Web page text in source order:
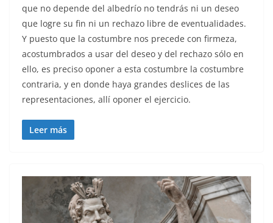
que no depende del albedrío no tendrás ni un deseo
que logre su fin ni un rechazo libre de eventualidades.
Y puesto que la costumbre nos precede con firmeza,
acostumbrados a usar del deseo y del rechazo sólo en
ello, es preciso oponer a esta costumbre la costumbre
contraria, y en donde haya grandes deslices de las
representaciones, allí oponer el ejercicio.
Leer más